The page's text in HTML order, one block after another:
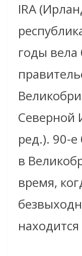
IRA
годы вела
Северной
ред.). 90-
в
время,